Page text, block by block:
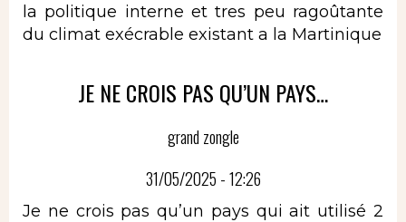
la politique interne et tres peu ragoûtante
du climat exécrable existant a la Martinique
JE NE CROIS PAS QU’UN PAYS…
grand zongle
31/05/2025 - 12:26
Je ne crois pas qu’un pays qui ait utilisé 2